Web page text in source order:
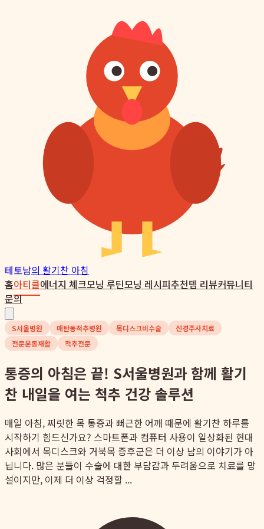
테토남의 활기찬 아침
홈아티클에너지 체크모닝 루틴모닝 레시피추천템 리뷰커뮤니티
문의
S서울병원 매탄동척추병원 목디스크비수술
신경주사치료
전문운동재활
척추전문
통증의 아침은 끝! S서울병원과 함께 활기
찬 내일을 여는 척추 건강 솔루션
매일 아침, 찌릿한 목 통증과 뻐근한 어깨 때문에 활기찬 하루를
시작하기 힘드신가요? 스마트폰과 컴퓨터 사용이 일상화된 현대
사회에서 목디스크와 거북목 증후군은 더 이상 남의 이야기가 아
닙니다. 많은 분들이 수술에 대한 부담감과 두려움으로 치료를 망
설이지만, 이제 더 이상 걱정할 ...